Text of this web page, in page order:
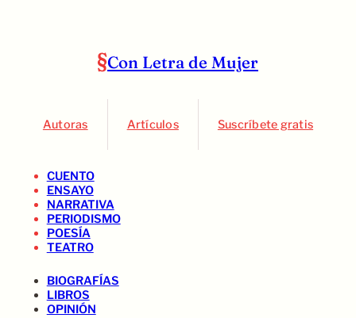
Con Letra de Mujer
Autoras Artículos Suscríbete gratis
CUENTO
ENSAYO
NARRATIVA
PERIODISMO
POESÍA
TEATRO
BIOGRAFÍAS
LIBROS
OPINIÓN